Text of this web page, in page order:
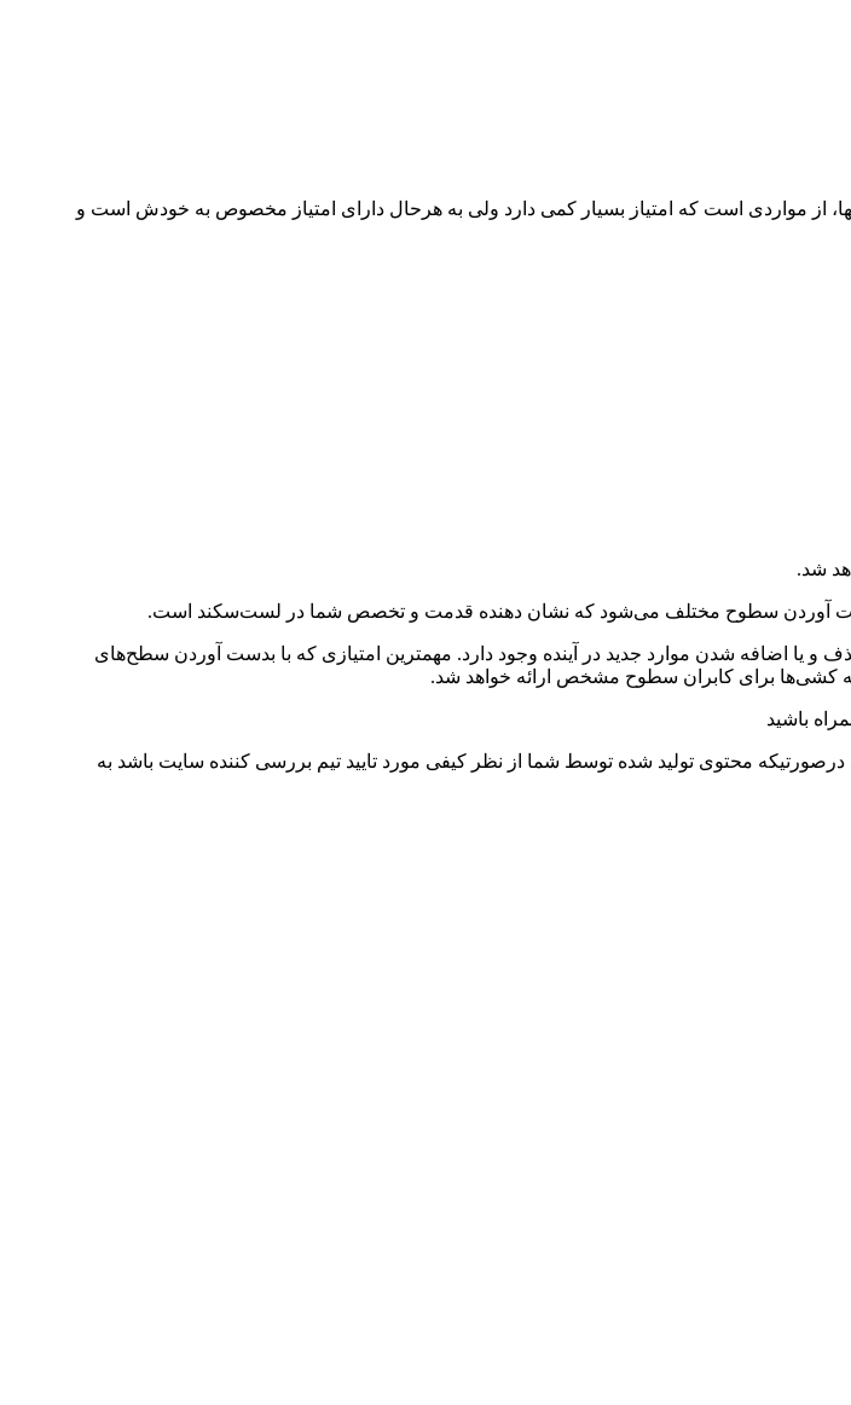
از مواردی است که امتیاز بسیار کمی دارد ولی به هرحال دارای امتیاز مخصوص به خودش است و
شد.
بدست آوردن سطوح مختلف می‌شود که نشان دهنده قدمت و تخصص شما در لست‌سکند است.
و یا اضافه شدن موارد جدید در آینده وجود دارد. مهمترین امتیازی که با بدست آوردن سطح‌های
کشی‌ها برای کابران سطوح مشخص ارائه خواهد شد.
باشید
محتوی تولید شده توسط شما از نظر کیفی مورد تایید تیم بررسی کننده سایت باشد به